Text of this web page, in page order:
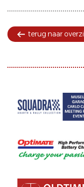
terug naar